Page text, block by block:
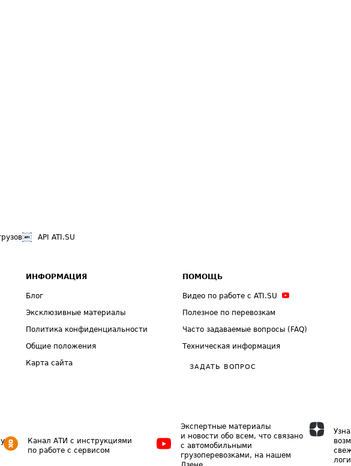
API ATI.SU
ИНФОРМАЦИЯ
Блог
Эксклюзивные материалы
Политика конфиденциальности
Общие положения
Карта сайта
ПОМОЩЬ
Видео по работе с ATI.SU
Полезное по перевозкам
Часто задаваемые вопросы (FAQ)
Техническая информация
ЗАДАТЬ ВОПРОС
Канал АТИ с инструкциями
по работе с сервисом
Экспертные материалы
и новости обо всем, что связано
с автомобильными
грузоперевозками, на нашем